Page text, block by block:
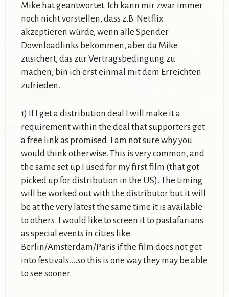
Mike hat geantwortet. Ich kann mir zwar immer
noch nicht vorstellen, dass z.B. Netflix
akzeptieren würde, wenn alle Spender
Downloadlinks bekommen, aber da Mike
zusichert, das zur Vertragsbedingung zu
machen, bin ich erst einmal mit dem Erreichten
zufrieden.
1) If I get a distribution deal I will make it a
requirement within the deal that supporters get
a free link as promised. I am not sure why you
would think otherwise. This is very common, and
the same set up I used for my first film (that got
picked up for distribution in the US). The timing
will be worked out with the distributor but it will
be at the very latest the same time it is available
to others. I would like to screen it to pastafarians
as special events in cities like
Berlin/Amsterdam/Paris if the film does not get
into festivals….so this is one way they may be able
to see sooner.